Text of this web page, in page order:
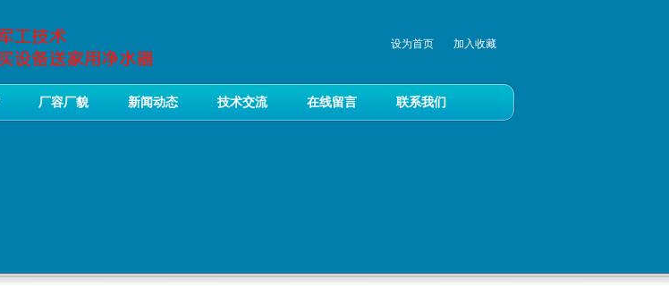
设为首页 加入收藏
厂容厂貌 新闻动态 技术交流 在线留言 联系我们